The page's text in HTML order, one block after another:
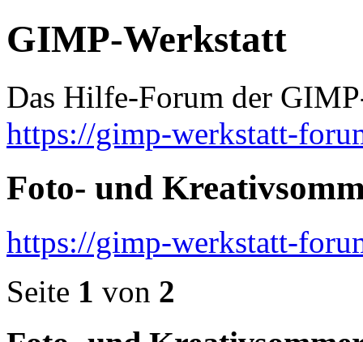
GIMP-Werkstatt
Das Hilfe-Forum der
https://gimp-werkstatt-
Foto- und
https://gimp-werkstatt-
Seite 1 von 2